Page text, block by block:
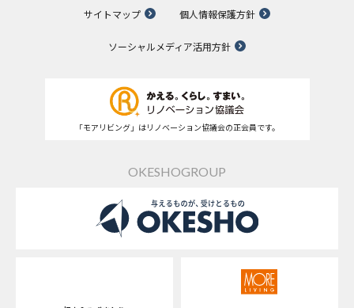
サイトマップ 個人情報保護方針
ソーシャルメディア活用方針
「モアリビング」はリノベーション協議会の正会員です。
OKESHOGROUP